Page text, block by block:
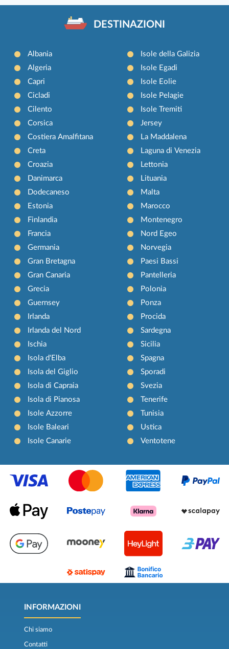
DESTINAZIONI
Albania
Algeria
Capri
Cicladi
Cilento
Corsica
Costiera Amalfitana
Creta
Croazia
Danimarca
Dodecaneso
Estonia
Finlandia
Francia
Germania
Gran Bretagna
Gran Canaria
Grecia
Guernsey
Irlanda
Irlanda del Nord
Ischia
Isola d'Elba
Isola del Giglio
Isola di Capraia
Isola di Pianosa
Isole Azzorre
Isole Baleari
Isole Canarie
Isole della Galizia
Isole Egadi
Isole Eolie
Isole Pelagie
Isole Tremiti
Jersey
La Maddalena
Laguna di Venezia
Lettonia
Lituania
Malta
Marocco
Montenegro
Nord Egeo
Norvegia
Paesi Bassi
Pantelleria
Polonia
Ponza
Procida
Sardegna
Sicilia
Spagna
Sporadi
Svezia
Tenerife
Tunisia
Ustica
Ventotene
INFORMAZIONI
Chi siamo
Contatti